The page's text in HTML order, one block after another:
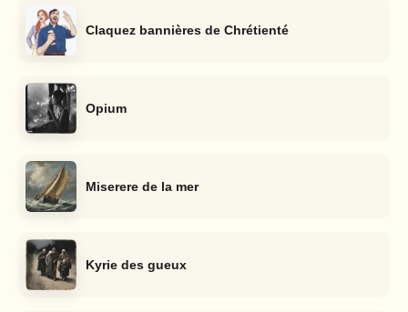
Claquez bannières de Chrétienté
Opium
Miserere de la mer
Kyrie des gueux